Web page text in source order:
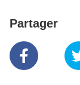
Partager